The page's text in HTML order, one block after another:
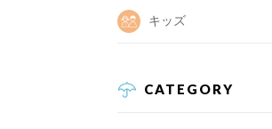
キッズ
CATEGORY